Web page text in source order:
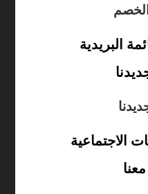
البريدية
الاجتماعية